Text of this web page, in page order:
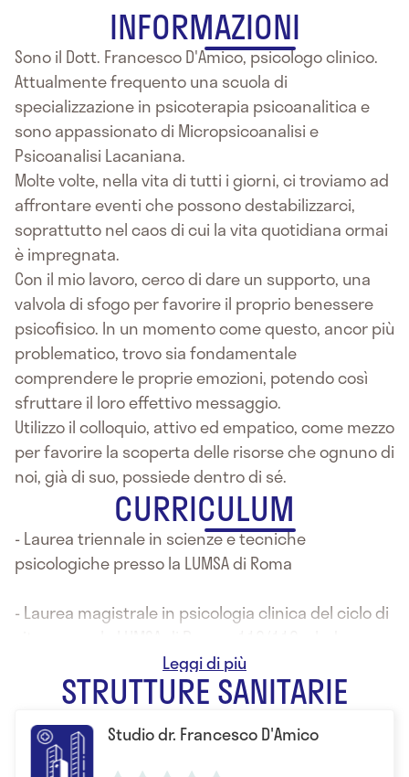
INFORMAZIONI
Sono il Dott. Francesco D'Amico, psicologo clinico.
Attualmente frequento una scuola di
specializzazione in psicoterapia psicoanalitica e
sono appassionato di Micropsicoanalisi e
Psicoanalisi Lacaniana.
Molte volte, nella vita di tutti i giorni, ci troviamo ad
affrontare eventi che possono destabilizzarci,
soprattutto nel caos di cui la vita quotidiana ormai
è impregnata.
Con il mio lavoro, cerco di dare un supporto, una
valvola di sfogo per favorire il proprio benessere
psicofisico. In un momento come questo, ancor più
problematico, trovo sia fondamentale
comprendere le proprie emozioni, potendo così
sfruttare il loro effettivo messaggio.
Utilizzo il colloquio, attivo ed empatico, come mezzo
per favorire la scoperta delle risorse che ognuno di
noi, già di suo, possiede dentro di sé.
CURRICULUM
- Laurea triennale in scienze e tecniche
psicologiche presso la LUMSA di Roma
- Laurea magistrale in psicologia clinica del ciclo di
- Master di II livello in Criminologia Clinica e Scienze
Forensi presso il Consorzio Universitario Humanitas
- Attualmente frequento la scuola di
specializzazione in Psicoterapia Psicoanalitica ad
STRUTTURE SANITARIE
Studio dr. Francesco D'Amico